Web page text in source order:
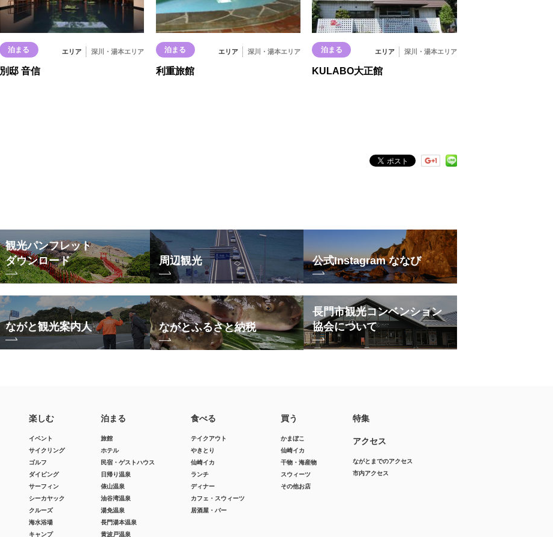
泊まる エリア 深川・湯本エリア
別邸 音信
泊まる エリア 深川・湯本エリア
利重旅館
泊まる エリア 深川・湯本エリア
KULABO大正館
観光パンフレット
ダウンロード
周辺観光 公式Instagram ななび
ながと観光案内人 ながとふるさと納税
長門市観光コンベンション
協会について
楽しむ
イベント
サイクリング
ゴルフ
ダイビング
サーフィン
シーカヤック
クルーズ
海水浴場
キャンプ
泊まる
旅館
ホテル
民宿・ゲストハウス
日帰り温泉
俵山温泉
油谷湾温泉
湯免温泉
長門湯本温泉
黄波戸温泉
食べる
テイクアウト
やきとり
仙崎イカ
ランチ
ディナー
カフェ・スウィーツ
居酒屋・バー
買う
かまぼこ
仙崎イカ
干物・海産物
スウィーツ
その他お店
特集
アクセス
ながとまでのアクセス
市内アクセス